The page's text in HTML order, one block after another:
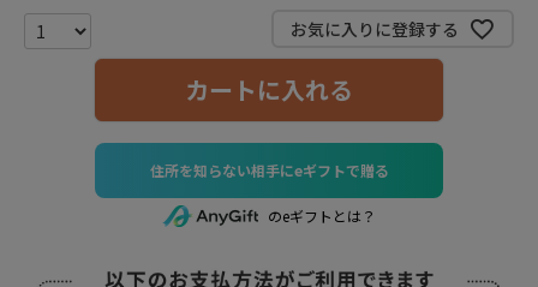
お気に入りに登録する
カートに入れる
住所を知らない相手にeギフトで贈る
のeギフトとは？